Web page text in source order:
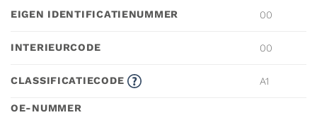
EIGEN IDENTIFICATIENUMMER 00
INTERIEURCODE 00
CLASSIFICATIECODE A1
OE-NUMMER